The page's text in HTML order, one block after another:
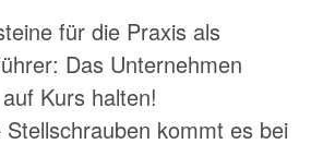
für die Praxis als
Das Unternehmen
Kurs halten!
kommt es bei